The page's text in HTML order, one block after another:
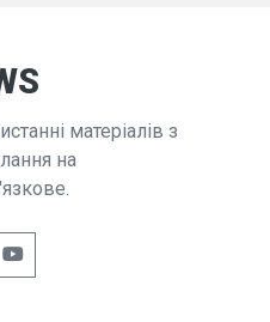
матеріалів з
на